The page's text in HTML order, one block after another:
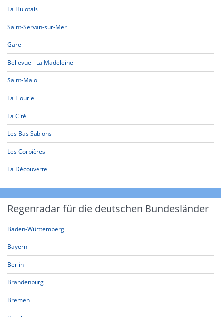
La Hulotais
Saint-Servan-sur-Mer
Gare
Bellevue - La Madeleine
Saint-Malo
La Flourie
La Cité
Les Bas Sablons
Les Corbières
La Découverte
Regenradar für die deutschen Bundesländer
Baden-Württemberg
Bayern
Berlin
Brandenburg
Bremen